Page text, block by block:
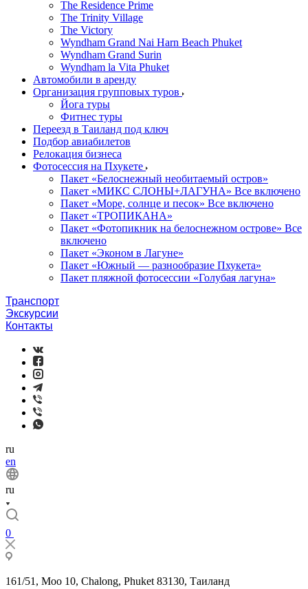
The Residence Prime
The Trinity Village
The Victory
Wyndham Grand Nai Harn Beach Phuket
Wyndham Grand Surin
Wyndham la Vita Phuket
Автомобили в аренду
Организация групповых туров
Йога туры
Фитнес туры
Переезд в Таиланд под ключ
Подбор авиабилетов
Релокация бизнеса
Фотоcессия на Пхукете
Пакет «Белоснежный необитаемый остров»
Пакет «МИКС СЛОНЫ+ЛАГУНА» Все включено
Пакет «Море, солнце и песок» Все включено
Пакет «ТРОПИКАНА»
Пакет «Фотопикник на белоснежном острове» Все
включено
Пакет «Эконом в Лагуне»
Пакет «Южный — разнообразие Пхукета»
Пакет пляжной фотосессии «Голубая лагуна»
Транспорт
Экскурсии
Контакты
ru
en
ru
0
161/51, Moo 10, Chalong, Phuket 83130, Таиланд